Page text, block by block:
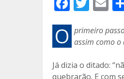
ac
e
b
o
w
itt
er
m
ai
l
O primeiro
assim como
Já dizia o ditado:
quebrarão. E com